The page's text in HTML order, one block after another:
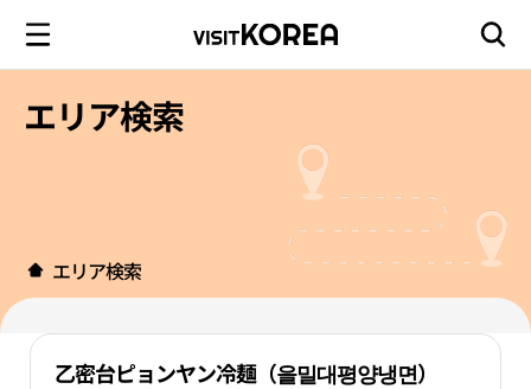
エリア検索
エリア検索
乙密台ピョンヤン冷麺（을밀대평양냉면）